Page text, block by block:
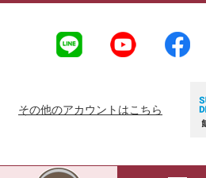
その他のアカウントはこちら